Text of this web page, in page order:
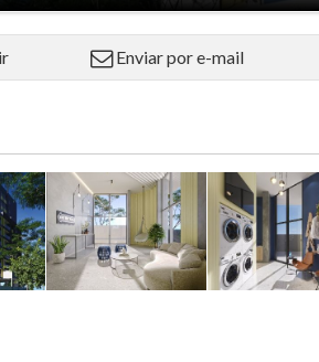
Enviar por e-mail